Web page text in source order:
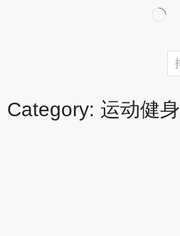
Category: 运动健身